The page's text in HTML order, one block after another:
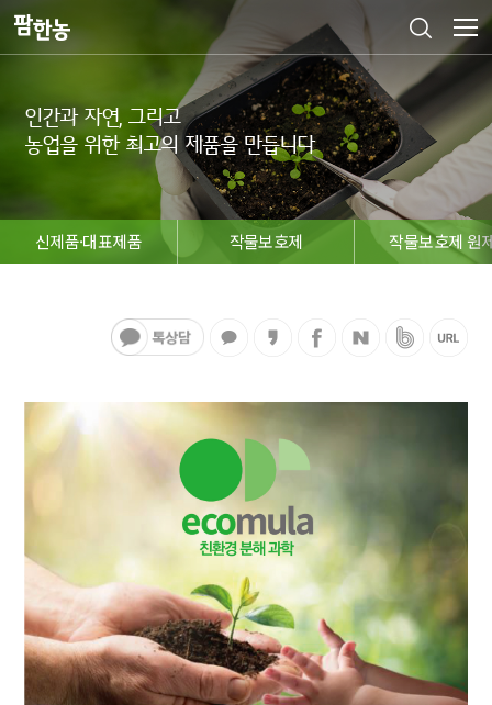
인간과 자연, 그리고
농업을 위한 최고의 제품을 만듭니다
신제품·대표제품 작물보호제 작물보호제 원